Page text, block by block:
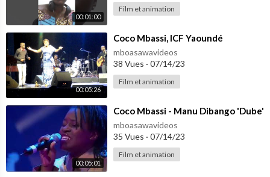
00:01:00
Film et animation
00:05:26
⁣Coco Mbassi, ICF Yaoundé
mboasawavideos
38 Vues · 07/14/23
Film et animation
00:05:01
⁣Coco Mbassi - Manu Dibango 'Dube'
mboasawavideos
35 Vues · 07/14/23
Film et animation